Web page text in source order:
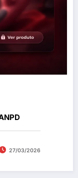
27/03/2026